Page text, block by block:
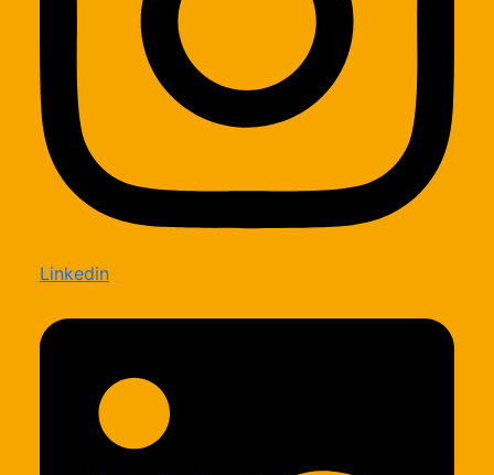
Linkedin